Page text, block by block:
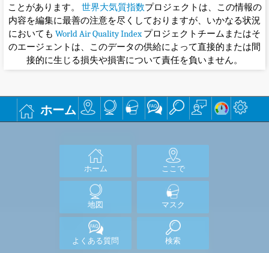
ことがあります。 世界大気質指数プロジェクトは、この情報の
内容を編集に最善の注意を尽くしておりますが、いかなる状況
においても World Air Quality Indexプロジェクトチームまたはそ
のエージェントは、このデータの供給によって直接的または間
接的に生じる損失や損害について責任を負いません。
ホーム
ホーム ここで
地図 マスク
よくある質問 検索